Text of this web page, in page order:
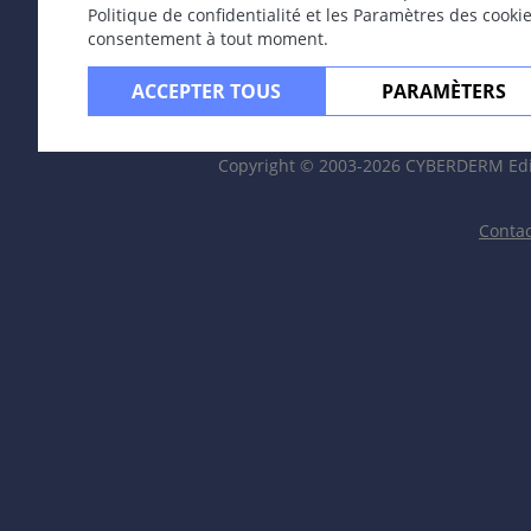
Politique de confidentialité et les Paramètres des
consentement à tout moment.
ACCEPTER TOUS PARAMÈTERS
Copyright © 2003-2026 CYBERDERM